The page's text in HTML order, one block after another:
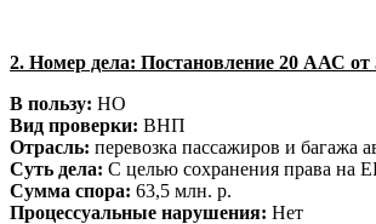
2. Номер дела: Постановление 20 ААС от
В пользу: НО
Вид проверки: ВНП
Отрасль: перевозка пассажиров и багажа
Суть дела: С целью сохранения права на
Сумма спора: 63,5 млн. р.
Процессуальные нарушения: Нет